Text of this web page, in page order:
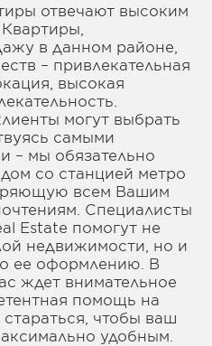
отвечают высоким
в данном районе,
– привлекательная
высокая
могут выбрать
самыми
– мы обязательно
со станцией метро
всем Вашим
Специалисты
Estate помогут не
недвижимости, но и
ее оформлению. В
ждет внимательное
помощь на
чтобы ваш
удобным.